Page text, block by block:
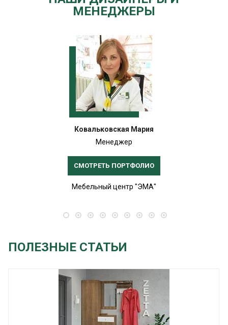
МЕНЕДЖЕРЫ
Ковальковская Мария
Менеджер
СМОТРЕТЬ ПОРТФОЛИО
Мебельный центр "ЭМА"
ПОЛЕЗНЫЕ СТАТЬИ